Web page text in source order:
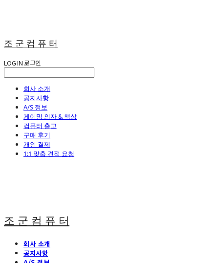
조 군 컴 퓨 터
LOG IN로그인
회사 소개
공지사항
A/S 정보
게이밍 의자 & 책상
컴퓨터 출고
구매 후기
개인 결제
1:1 맞춤 견적 요청
조 군 컴 퓨 터
회사 소개
공지사항